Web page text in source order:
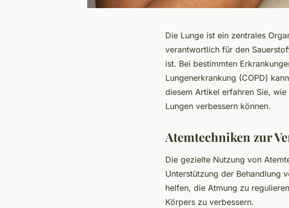
Die Lunge ist ein zentrales
verantwortlich für den
ist. Bei bestimmten
Lungenerkrankung (COPD)
diesem Artikel erfahren Sie,
Lungen verbessern können.
Atemtechniken zur
Die gezielte Nutzung von
Unterstützung der Behandlung
helfen, die Atmung zu
Körpers zu verbessern.